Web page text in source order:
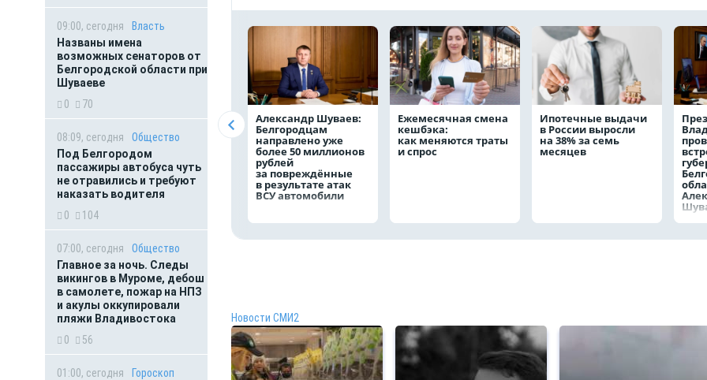
09:00, сегодня
Власть
Названы имена
возможных сенаторов от
Белгородской области при
Шуваеве
0
70
08:09, сегодня
Общество
Под Белгородом
пассажиры автобуса чуть
не отравились и требуют
наказать водителя
0
104
07:00, сегодня
Общество
Главное за ночь. Следы
викингов в Муроме, дебош
в самолете, пожар на НПЗ
и акулы оккупировали
пляжи Владивостока
0
56
01:00, сегодня
Гороскоп
Александр Шуваев:
Белгородцам
направлено уже
более 50 миллионов
рублей
за повреждённые
в результате атак
ВСУ автомобили
Ежемесячная смена
кешбэка:
как меняются траты
и спрос
Ипотечные выдачи
в России выросли
на 38% за семь
месяцев
Новости СМИ2